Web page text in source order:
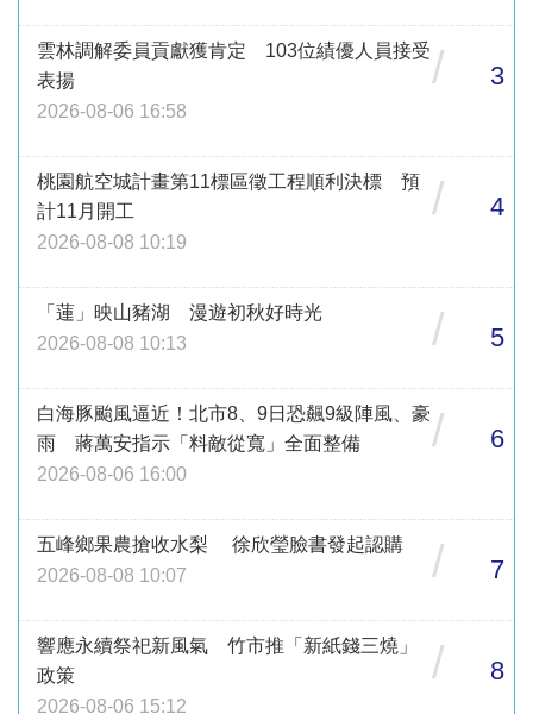
雲林調解委員貢獻獲肯定 103位績優人員接受
表揚
2026-08-06 16:58
/ 3
桃園航空城計畫第11標區徵工程順利決標 預
計11月開工
2026-08-08 10:19
/ 4
「蓮」映山豬湖 漫遊初秋好時光
2026-08-08 10:13
/ 5
白海豚颱風逼近！北市8、9日恐飆9級陣風、豪
雨 蔣萬安指示「料敵從寬」全面整備
2026-08-06 16:00
/ 6
五峰鄉果農搶收水梨 徐欣瑩臉書發起認購
2026-08-08 10:07
/ 7
響應永續祭祀新風氣 竹市推「新紙錢三燒」
政策
2026-08-06 15:12
/ 8